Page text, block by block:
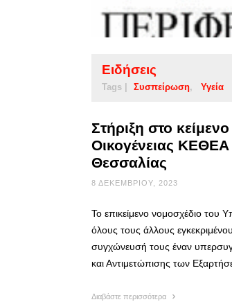
Ειδήσεις
Tags | Συσπείρωση Υγεία
Στήριξη στο
Οικογένειας
Θεσσαλίας
8 ΔΕΚΕΜΒΡΊΟΥ, 2023
Το επικείμενο νομοσχέδιο του
όλους τους άλλους
συγχώνευσή τους έναν
και Αντιμετώπισης των
Διαβάστε περισσότερα